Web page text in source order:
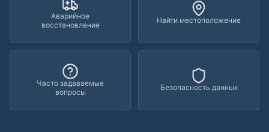
Аварийное
восстановление
Найти местоположение
Часто задаваемые
вопросы
Безопасность данных